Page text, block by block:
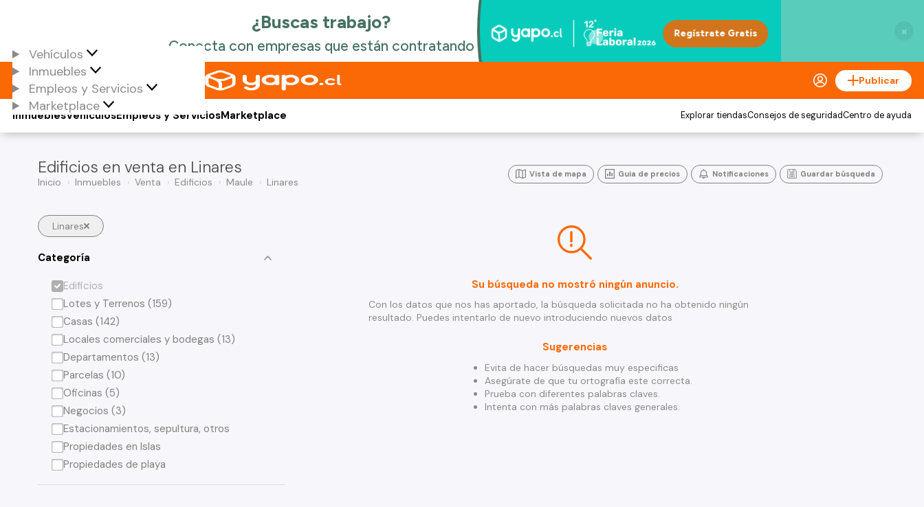
×
Vehículos
Inmuebles
Empleos y Servicios
Marketplace
Publicar
Vehículos
Inmuebles Empleos y ServiciosMarketplace Explorar tiendasConsejos de seguridadCentro de ayuda
Edificios en venta en Linares
Inicio Inmuebles Venta Edificios Maule Linares
Vista de mapa Guia de precios Notificaciones Guardar búsqueda
Linares
Categoría
Edificios
Lotes y Terrenos (159)
Casas (142)
Locales comerciales y bodegas (13)
Departamentos (13)
Parcelas (10)
Oficinas (5)
Negocios (3)
Estacionamientos, sepultura, otros
Propiedades en Islas
Propiedades de playa
Su búsqueda no mostró ningún anuncio.
Con los datos que nos has aportado, la búsqueda solicitada no ha obtenido ningún
resultado. Puedes intentarlo de nuevo introduciendo nuevos datos
Sugerencias
Evita de hacer búsquedas muy especificas
Asegúrate de que tu ortografía este correcta.
Prueba con diferentes palabras claves.
Intenta con más palabras claves generales.